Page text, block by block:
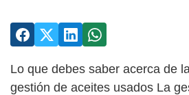
Lo que debes saber acerca de
gestión de aceites usados La